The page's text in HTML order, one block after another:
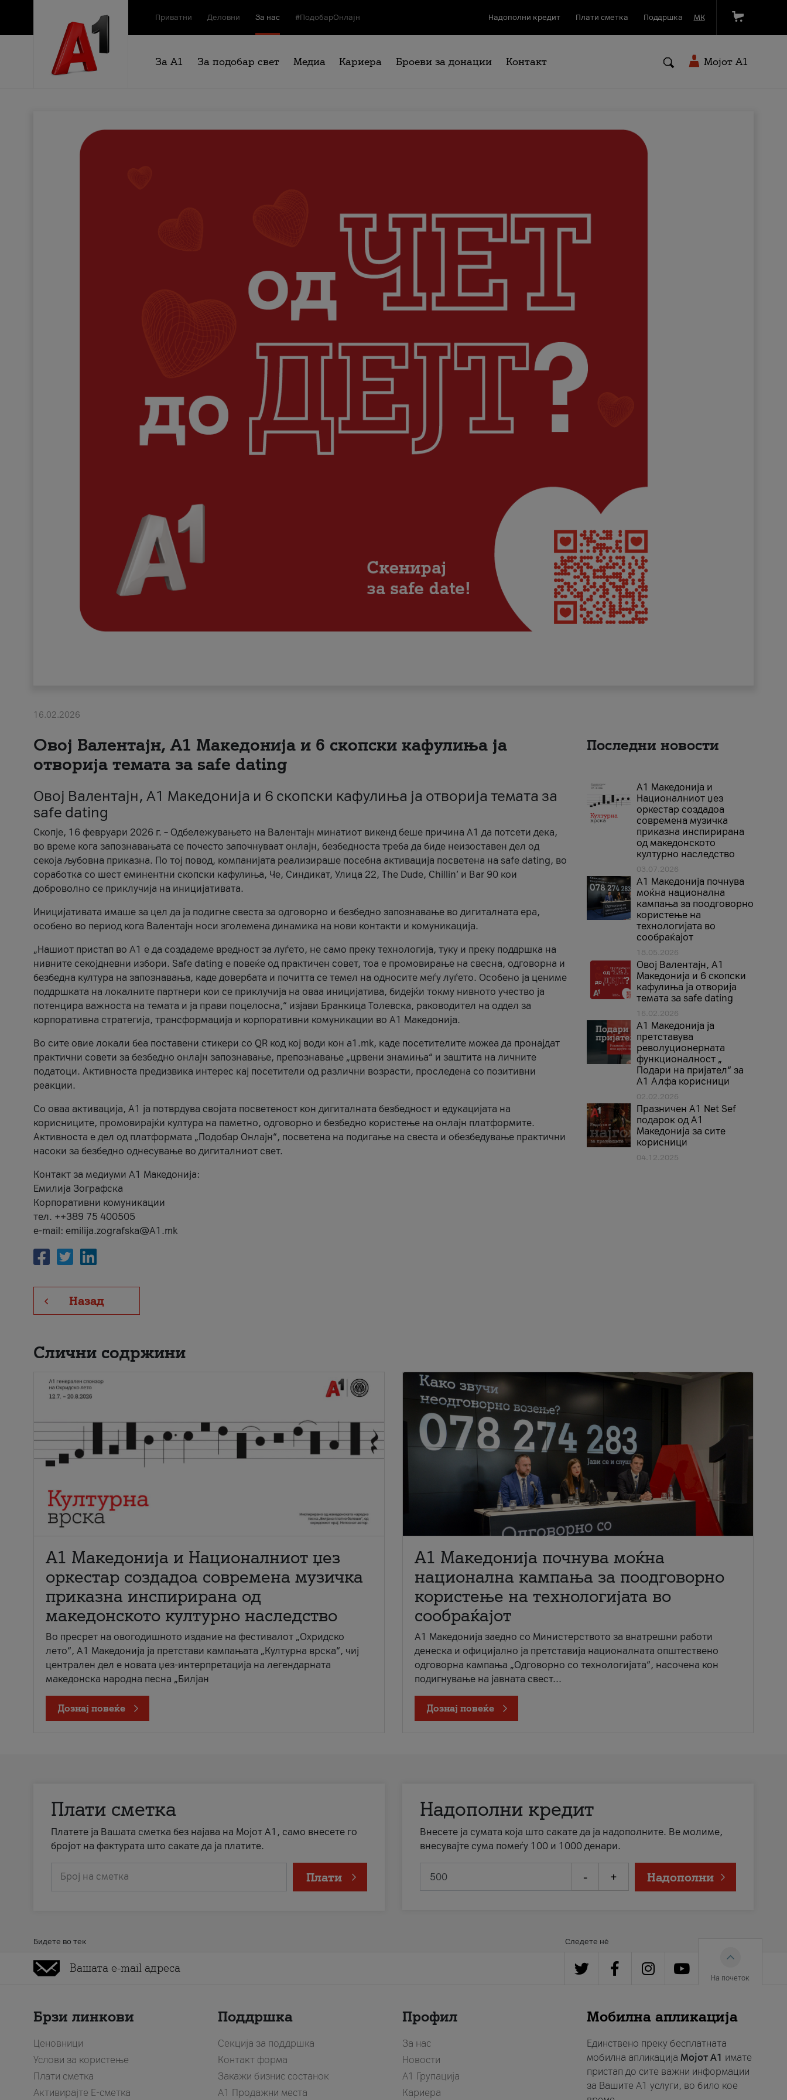
Приватни Деловни За нас #ПодобарОнлајн Надополни кредит Плати сметка Поддршка МК
За А1 За подобар свет Медиа Кариера Броеви за донации Контакт Мојот A1
16.02.2026
Овој Валентајн, A1 Македонија и 6 скопски кафулиња ја
отворија темата за safe dating
Овој Валентајн, A1 Македонија и 6 скопски кафулиња ја отворија темата за
safe dating
Скопје, 16 февруари 2026 г. – Одбележувањето на Валентајн минатиот викенд беше причина А1 да потсети дека,
во време кога запознавањата се почесто започнуваат онлајн, безбедноста треба да биде неизоставен дел од
секоја љубовна приказна. По тој повод, компанијата реализираше посебна активација посветена на safe dating, во
соработка со шест еминентни скопски кафулиња, Че, Синдикат, Улица 22, The Dude, Chillin’ и Bar 90 кои
доброволно се приклучија на иницијативата.
Иницијативата имаше за цел да ја подигне свеста за одговорно и безбедно запознавање во дигиталната ера,
особено во период кога Валентајн носи зголемена динамика на нови контакти и комуникација.
„Нашиот пристап во А1 е да создадеме вредност за луѓето, не само преку технологија, туку и преку поддршка на
нивните секојдневни избори. Safe dating е повеќе од практичен совет, тоа е промовирање на свесна, одговорна и
безбедна култура на запознавања, каде довербата и почитта се темел на односите меѓу луѓето. Особено ја цениме
поддршката на локалните партнери кои се приклучија на оваа иницијатива, бидејќи токму нивното учество ја
потенцира важноста на темата и ја прави поцелосна,“ изјави Бранкица Толевска, раководител на оддел за
корпоративна стратегија, трансформација и корпоративни комуникации во А1 Македонија.
Во сите овие локали беа поставени стикери со QR код кој води кон a1.mk, каде посетителите можеа да пронајдат
практични совети за безбедно онлајн запознавање, препознавање „црвени знамиња“ и заштита на личните
податоци. Активноста предизвика интерес кај посетители од различни возрасти, проследена со позитивни
реакции.
Со оваа активација, А1 ја потврдува својата посветеност кон дигиталната безбедност и едукацијата на
корисниците, промовирајќи култура на паметно, одговорно и безбедно користење на онлајн платформите.
Активноста е дел од платформата „Подобар Онлајн“, посветена на подигање на свеста и обезбедување практични
насоки за безбедно однесување во дигиталниот свет.
Контакт за медиуми А1 Македонија:
Емилија Зографска
Корпоративни комуникации
тел. ++389 75 400505
e-mail: emilija.zografska@A1.mk
Назад
Последни новости
А1 Македонија и
Националниот џез
оркестар создадоа
современа музичка
приказна инспирирана
од македонското
културно наследство
03.07.2026
A1 Македонија почнува
моќна национална
кампања за поодговорно
користење на
технологијата во
сообраќајот
18.05.2026
Овој Валентајн, A1
Македонија и 6 скопски
кафулиња ја отворија
темата за safe dating
16.02.2026
А1 Македонија ја
претставува
револуционерната
функционалност „
Подари на пријател“ за
А1 Алфа корисници
02.02.2026
Празничен A1 Net Sеf
подарок од А1
Македонија за сите
корисници
04.12.2025
Слични содржини
А1 Македонија и Националниот џез
оркестар создадоа современа музичка
приказна инспирирана од
македонското културно наследство
Во пресрет на овогодишното издание на фестивалот „Охридско
лето“, А1 Македонија ја претстави кампањата „Културна врска“, чиј
централен дел е новата џез-интерпретација на легендарната
македонска народна песна „Билјан
Дознај повеќе
A1 Македонија почнува моќна
национална кампања за поодговорно
користење на технологијата во
сообраќајот
A1 Македонија заедно со Министерството за внатрешни работи
денеска и официјално ја претставија националната општествено
одговорна кампања „Одговорно со технологијата“, насочена кон
подигнување на јавната свест...
Дознај повеќе
Плати сметка
Платете ја Вашата сметка без најава на Мојот А1, само внесете го
бројот на фактурата што сакате да ја платите.
Број на сметка Плати
Надополни кредит
Внесете ја сумата која што сакате да ја надополните. Ве молиме,
внесувајте сума помеѓу 100 и 1000 денари.
- + Надополни
Бидете во тек Следете нè
На почеток
Брзи линкови
Ценовници
Услови за користење
Плати сметка
Активирајте Е-сметка
Поддршка
Секција за поддршка
Контакт форма
Закажи бизнис состанок
A1 Продажни места
Профил
За нас
Новости
А1 Групација
Кариера
Мобилна апликација
Единствено преку бесплатната
мобилна апликација Мојот A1 имате
пристап до сите важни информации
за Вашите A1 услуги, во било кое